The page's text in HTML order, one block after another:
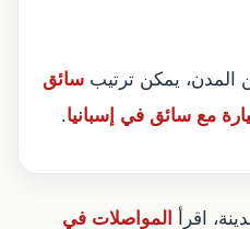
المدن، يمكن ترتيب سائق
مع سائق في إسبانيا.
اقرأ المواصلات في